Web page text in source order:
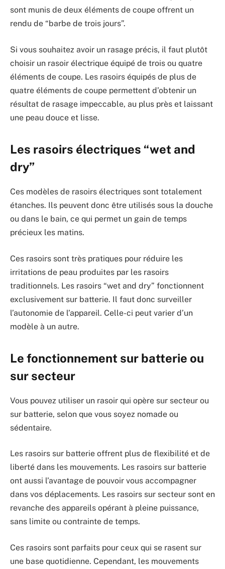
sont munis de deux éléments de coupe offrent un
rendu de “barbe de trois jours”.
Si vous souhaitez avoir un rasage précis, il faut plutôt
choisir un rasoir électrique équipé de trois ou quatre
éléments de coupe. Les rasoirs équipés de plus de
quatre éléments de coupe permettent d’obtenir un
résultat de rasage impeccable, au plus près et laissant
une peau douce et lisse.
Les rasoirs électriques “wet and
dry”
Ces modèles de rasoirs électriques sont totalement
étanches. Ils peuvent donc être utilisés sous la douche
ou dans le bain, ce qui permet un gain de temps
précieux les matins.
Ces rasoirs sont très pratiques pour réduire les
irritations de peau produites par les rasoirs
traditionnels. Les rasoirs “wet and dry” fonctionnent
exclusivement sur batterie. Il faut donc surveiller
l’autonomie de l’appareil. Celle-ci peut varier d’un
modèle à un autre.
Le fonctionnement sur batterie ou
sur secteur
Vous pouvez utiliser un rasoir qui opère sur secteur ou
sur batterie, selon que vous soyez nomade ou
sédentaire.
Les rasoirs sur batterie offrent plus de flexibilité et de
liberté dans les mouvements. Les rasoirs sur batterie
ont aussi l’avantage de pouvoir vous accompagner
dans vos déplacements. Les rasoirs sur secteur sont en
revanche des appareils opérant à pleine puissance,
sans limite ou contrainte de temps.
Ces rasoirs sont parfaits pour ceux qui se rasent sur
une base quotidienne. Cependant, les mouvements